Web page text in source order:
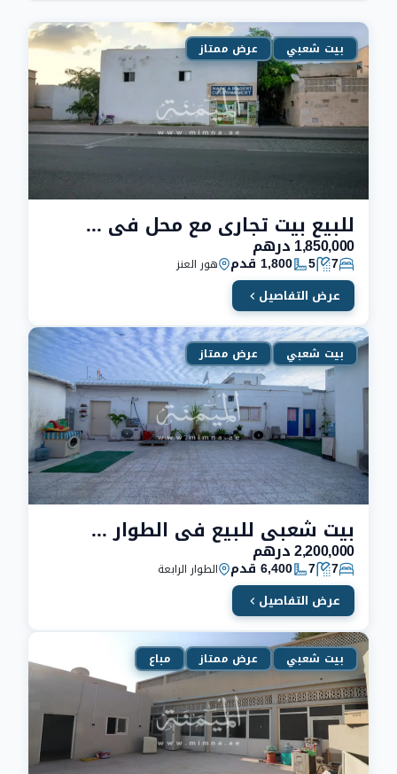
بيت شعبي عرض ممتاز
للبيع بيت تجاري مع محل في هورالعنز دبي
1,850,000 درهم
7
5 1,800 قدم هور العنز
عرض التفاصيل
بيت شعبي عرض ممتاز
بيت شعبي للبيع في الطوار ٤ دبي | 7 غرف
2,200,000 درهم
7
7 6,400 قدم الطوار الرابعة
عرض التفاصيل
بيت شعبي عرض ممتاز مباع